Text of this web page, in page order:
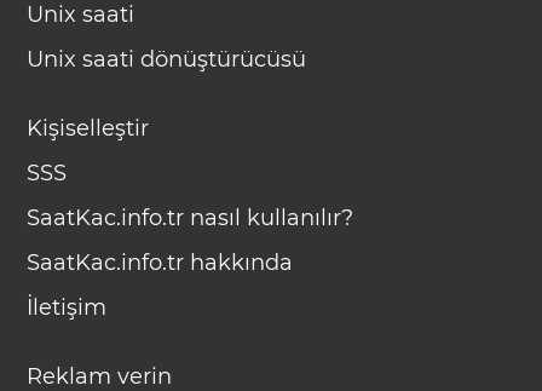
Unix saati
Unix saati dönüştürücüsü
Kişiselleştir
SSS
SaatKac.info.tr nasıl kullanılır?
SaatKac.info.tr hakkında
İletişim
Reklam verin